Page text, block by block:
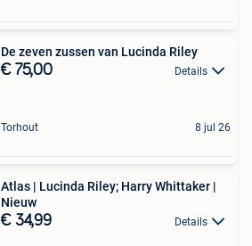
De zeven zussen van Lucinda Riley
€ 75,00 Details
Torhout 8 jul 26
Atlas | Lucinda Riley; Harry Whittaker |
Nieuw
€ 34,99 Details